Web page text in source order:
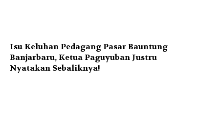
Isu Keluhan Pedagang Pasar Bauntung
Banjarbaru, Ketua Paguyuban Justru
Nyatakan Sebaliknya!